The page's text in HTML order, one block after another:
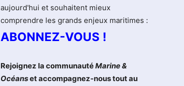
aujourd'hui et souhaitent mieux
comprendre les grands enjeux maritimes :
ABONNEZ-VOUS !
Rejoignez la communautéMarine &
Océanset accompagnez-nous tout au